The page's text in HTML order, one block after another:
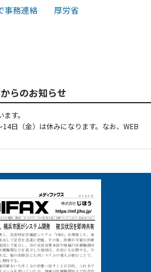
で事務連絡 厚労省
らのお知らせ
す。
日（金）は休みになります。なお、WEB